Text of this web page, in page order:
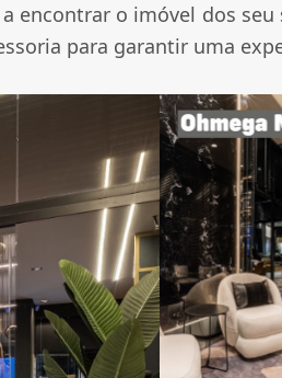
encontrar o imóvel dos
para garantir uma